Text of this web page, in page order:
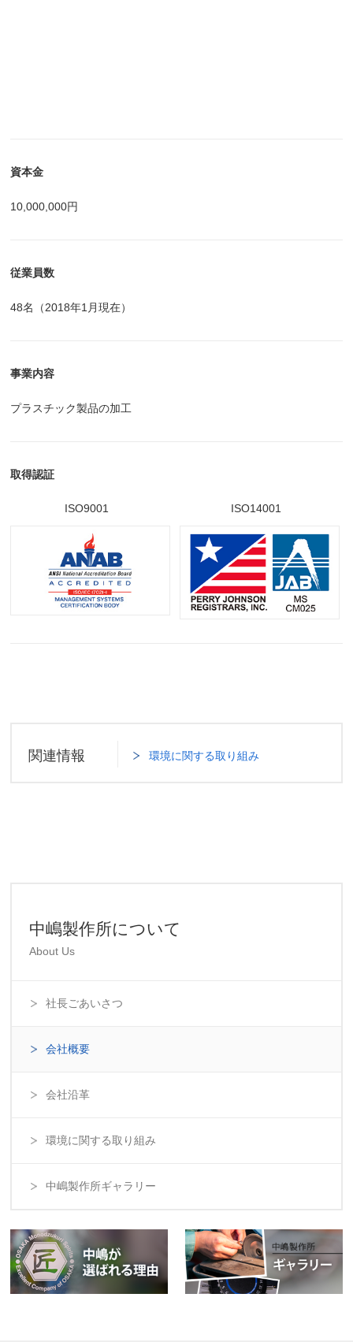
資本金
10,000,000円
従業員数
48名（2018年1月現在）
事業内容
プラスチック製品の加工
取得認証
ISO9001 ISO14001
関連情報 環境に関する取り組み
中嶋製作所について
About Us
社長ごあいさつ
会社概要
会社沿革
環境に関する取り組み
中嶋製作所ギャラリー